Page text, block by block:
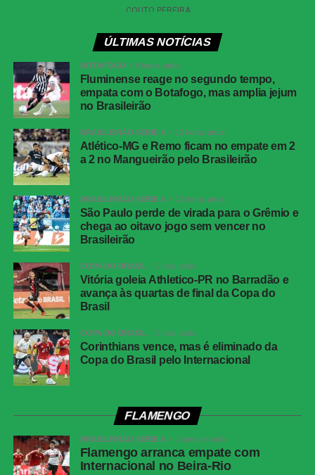
18h30 (de Brasília)
TÉCNICA
Placar
Juventude 0 x 1 Atlético-MG
Competição
volta
Local
Estádio Alfredo Jaconi, Caxias do Sul (RS)
Data
Horário
19h30, no horário de Brasília
Cartões
amarelos
Juventude: Alisson Safira e
Gabriel<br>Atlético-MG: Ruan
Cartões
vermelhos
Nenhum
Gol
Alan Minda, aos 50 minutos do segundo
Árbitro
Flávio Rodrigues de Souza
Assistentes
Alex Ang Ribeiro e Cipriano da Silva Sousa
VAR
Jandrei; Gabriel Pinheiro, Titi, Marcos Paulo e
Aderlan (Nathan); Raí, Lucas Mineiro, Patrick
Lanza (Diogo Barbosa); Fábio Lima (Amarilla),
Marcos Paulo (Pablo) e Alisson Safira (Luan).
Técnico: Maurício Barbieri.
ÚLTIMAS NOTÍCIAS
BOTAFOGO 8 horas atrás
Fluminense reage no segundo tempo,
empata com o Botafogo, mas amplia jejum
no Brasileirão
BRASILEIRÃO SÉRIE A 12 horas atrás
Atlético-MG e Remo ficam no empate em 2
a 2 no Mangueirão pelo Brasileirão
BRASILEIRÃO SÉRIE A 12 horas atrás
São Paulo perde de virada para o Grêmio e
chega ao oitavo jogo sem vencer no
Brasileirão
COPA DO BRASIL 2 dias atrás
Vitória goleia Athletico-PR no Barradão e
avança às quartas de final da Copa do
Brasil
COPA DO BRASIL 2 dias atrás
Corinthians vence, mas é eliminado da
Copa do Brasil pelo Internacional
FLAMENGO
BRASILEIRÃO SÉRIE A 1 semana atrás
Flamengo arranca empate com
Internacional no Beira-Rio